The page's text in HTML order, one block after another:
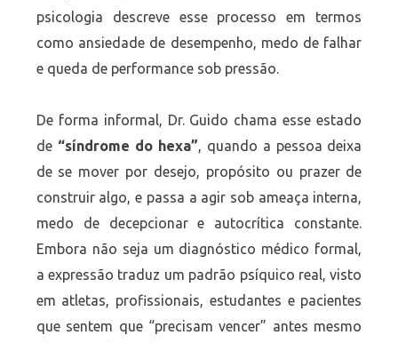
psicologia descreve esse processo em termos
como ansiedade de desempenho, medo de falhar
e queda de performance sob pressão.
De forma informal, Dr. Guido chama esse estado
de “síndrome do hexa”, quando a pessoa deixa
de se mover por desejo, propósito ou prazer de
construir algo, e passa a agir sob ameaça interna,
medo de decepcionar e autocrítica constante.
Embora não seja um diagnóstico médico formal,
a expressão traduz um padrão psíquico real, visto
em atletas, profissionais, estudantes e pacientes
que sentem que “precisam vencer” antes mesmo